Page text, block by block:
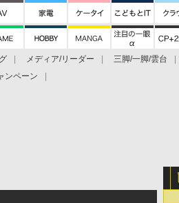
メディア/リーダー 三脚/一脚/雲台
ンペーン